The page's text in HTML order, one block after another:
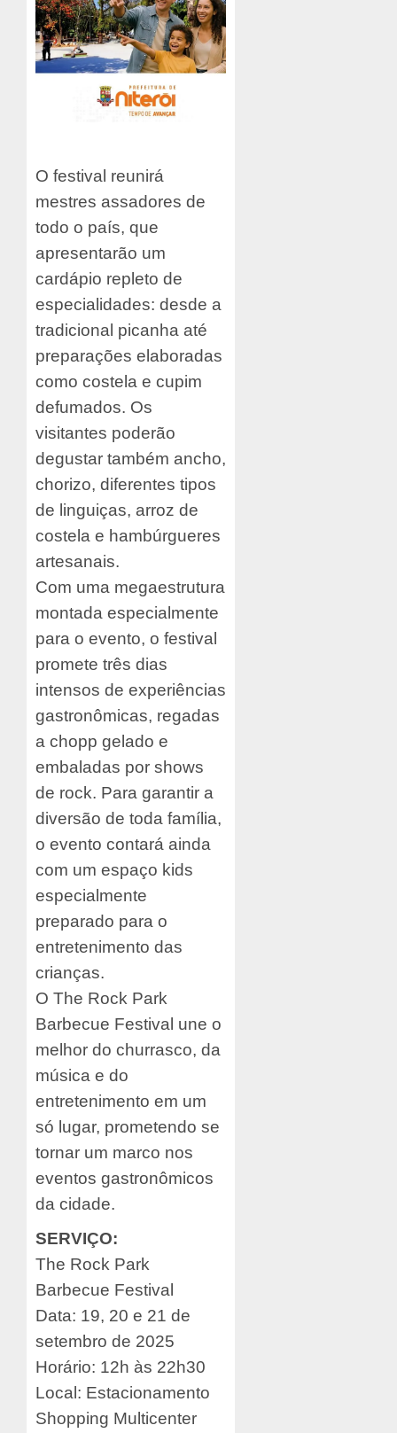
O festival reunirá
mestres assadores de
todo o país, que
apresentarão um
cardápio repleto de
especialidades: desde a
tradicional picanha até
preparações elaboradas
como costela e cupim
defumados. Os
visitantes poderão
degustar também ancho,
chorizo, diferentes tipos
de linguiças, arroz de
costela e hambúrgueres
artesanais.
Com uma megaestrutura
montada especialmente
para o evento, o festival
promete três dias
intensos de experiências
gastronômicas, regadas
a chopp gelado e
embaladas por shows
de rock. Para garantir a
diversão de toda família,
o evento contará ainda
com um espaço kids
especialmente
preparado para o
entretenimento das
crianças.
O The Rock Park
Barbecue Festival une o
melhor do churrasco, da
música e do
entretenimento em um
só lugar, prometendo se
tornar um marco nos
eventos gastronômicos
da cidade.
SERVIÇO:
The Rock Park
Barbecue Festival
Data: 19, 20 e 21 de
setembro de 2025
Horário: 12h às 22h30
Local: Estacionamento
Shopping Multicenter